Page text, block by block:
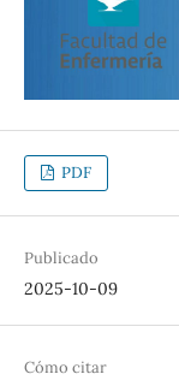
PDF
Publicado
2025-10-09
Cómo citar